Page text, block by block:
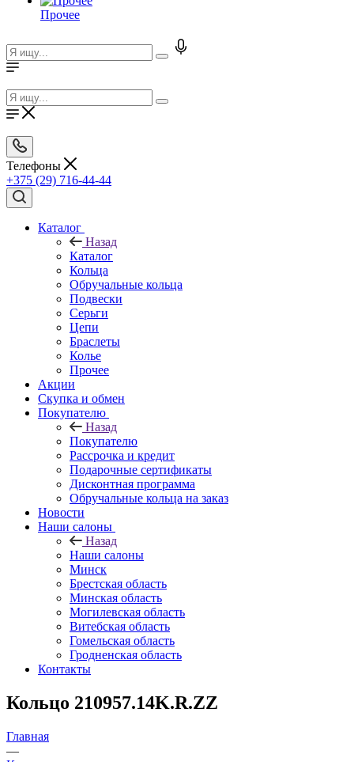
Прочее
Телефоны
+375 (29) 716-44-44
Каталог
Назад
Каталог
Кольца
Обручальные кольца
Подвески
Серьги
Цепи
Браслеты
Колье
Прочее
Акции
Скупка и обмен
Покупателю
Назад
Покупателю
Рассрочка и кредит
Подарочные сертификаты
Дисконтная программа
Обручальные кольца на заказ
Новости
Наши салоны
Назад
Наши салоны
Минск
Брестская область
Минская область
Могилевская область
Витебская область
Гомельская область
Гродненская область
Контакты
Кольцо 210957.14K.R.ZZ
Главная
—